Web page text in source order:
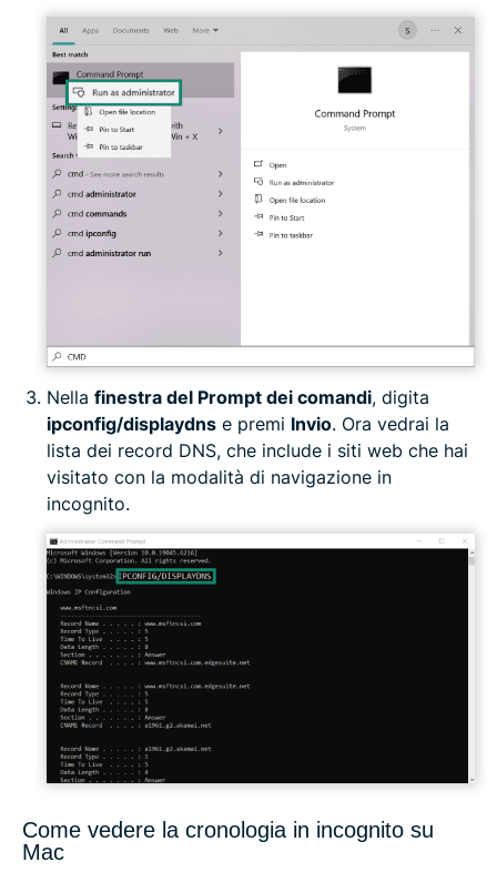
Nella finestra del Prompt dei comandi, digita
ipconfig/displaydns e premi Invio. Ora vedrai la
lista dei record DNS, che include i siti web che hai
visitato con la modalità di navigazione in
incognito.
Come vedere la cronologia in incognito su
Mac